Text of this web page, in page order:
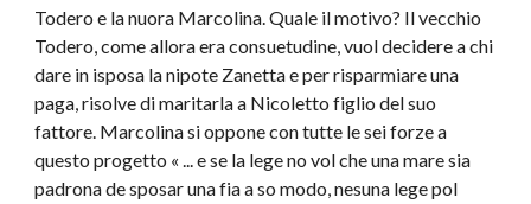
Todero e la nuora Marcolina. Quale il motivo? Il vecchio
Todero, come allora era consuetudine, vuol decidere a chi
dare in isposa la nipote Zanetta e per risparmiare una
paga, risolve di maritarla a Nicoletto figlio del suo
fattore. Marcolina si oppone con tutte le sei forze a
questo progetto « ... e se la lege no vol che una mare sia
padrona de sposar una fia a so modo, nesuna lege pol